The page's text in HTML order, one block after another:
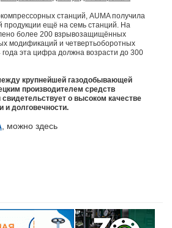
станций, AUMA получила
продукции ещё на семь станций. На
более 200 взрывозащищённых
модификаций и четвертьоборотных
года эта цифра должна возрасти до 300
крупнейшей газодобывающей
производителем средств
о высоком качестве
и долговечности.
, можно здесь